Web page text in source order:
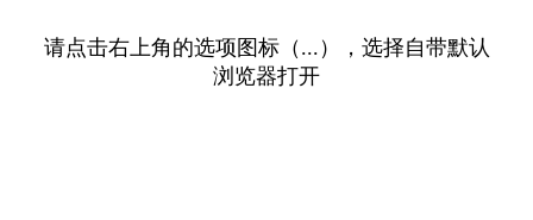
请点击右上角的选项图标（...），选择自带默认
浏览器打开